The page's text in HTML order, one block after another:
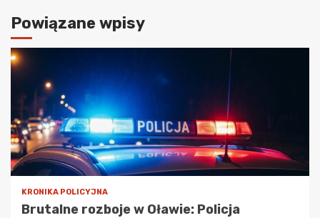
Powiązane wpisy
KRONIKA POLICYJNA
Brutalne rozboje w Oławie: Policja